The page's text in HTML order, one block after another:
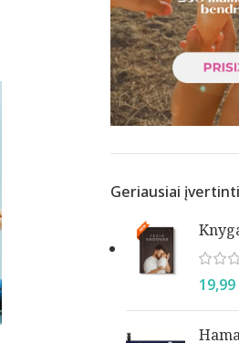
Geriausiai
19,99